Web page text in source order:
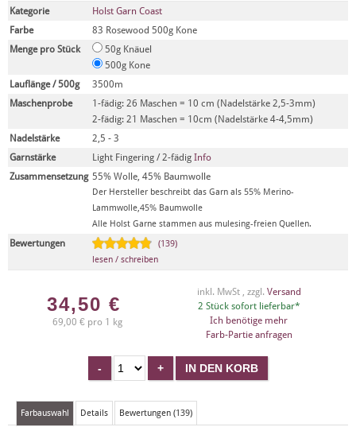
Kategorie
Holst Garn Coast
Farbe
83 Rosewood 500g Kone
Menge pro Stück
50g Knäuel
500g Kone
Lauflänge / 500g
3500m
Maschenprobe
1-fädig: 26 Maschen = 10 cm (Nadelstärke 2,5-3mm)
2-fädig: 21 Maschen = 10cm (Nadelstärke 4-4,5mm)
Nadelstärke
2,5 - 3
Garnstärke
Light Fingering / 2-fädig Info
Zusammensetzung 55% Wolle, 45% Baumwolle
Der Hersteller beschreibt das Garn als 55% Merino-
Lammwolle,45% Baumwolle
Alle Holst Garne stammen aus mulesing-freien Quellen.
Bewertungen
(139)
lesen / schreiben
34,50 €
69,00 € pro 1 kg
inkl. MwSt , zzgl. Versand
2 Stück sofort lieferbar*
Ich benötige mehr
Farb-Partie anfragen
Farbauswahl Details Bewertungen (139)